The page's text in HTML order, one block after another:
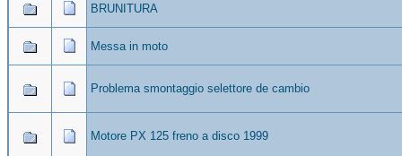
BRUNITURA
Messa in moto
Problema smontaggio selettore de cambio
Motore PX 125 freno a disco 1999